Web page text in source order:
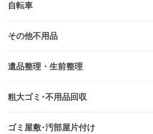
自転車
その他不用品
遺品整理・生前整理
粗大ゴミ･不用品回収
ゴミ屋敷･汚部屋片付け